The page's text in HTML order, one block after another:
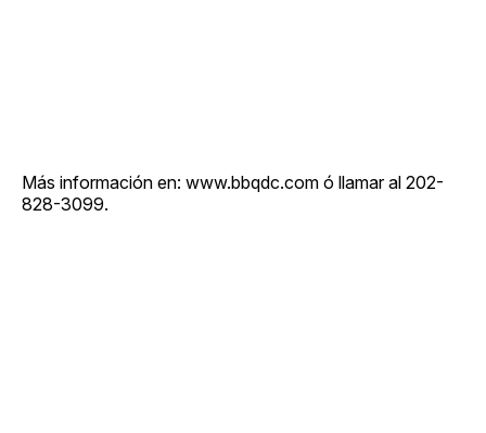
Más información en: www.bbqdc.com ó llamar al 202-
828-3099.